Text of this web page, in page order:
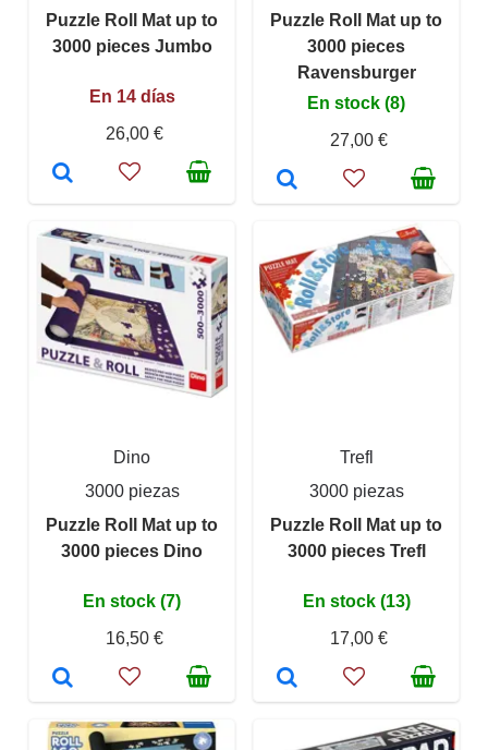
Puzzle Roll Mat up to
3000 pieces Jumbo
En 14 días
26,00 €
Puzzle Roll Mat up to
3000 pieces
Ravensburger
En stock (8)
27,00 €
Dino
3000 piezas
Puzzle Roll Mat up to
3000 pieces Dino
En stock (7)
16,50 €
Trefl
3000 piezas
Puzzle Roll Mat up to
3000 pieces Trefl
En stock (13)
17,00 €